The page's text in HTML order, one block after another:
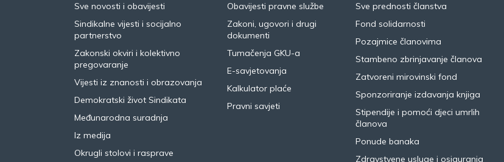
Sve novosti i obavijesti
Sindikalne vijesti i socijalno
partnerstvo
Zakonski okviri i kolektivno
pregovaranje
Vijesti iz znanosti i obrazovanja
Demokratski život Sindikata
Međunarodna suradnja
Iz medija
Okrugli stolovi i rasprave
Obavijesti pravne službe
Zakoni, ugovori i drugi
dokumenti
Tumačenja GKU-a
E-savjetovanja
Kalkulator plaće
Pravni savjeti
Sve prednosti članstva
Fond solidarnosti
Pozajmice članovima
Stambeno zbrinjavanje članova
Zatvoreni mirovinski fond
Sponzoriranje izdavanja knjiga
Stipendije i pomoći djeci umrlih
članova
Ponude banaka
Zdravstvene usluge i osiguranja